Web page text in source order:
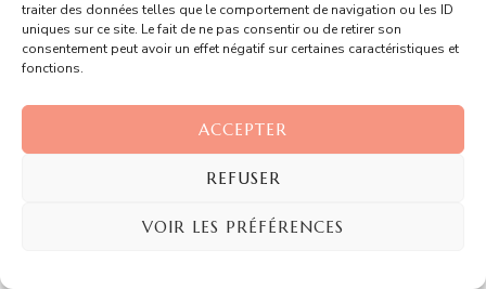
traiter des données telles que le comportement de navigation ou les ID
uniques sur ce site. Le fait de ne pas consentir ou de retirer son
consentement peut avoir un effet négatif sur certaines caractéristiques et
fonctions.
ACCEPTER
REFUSER
VOIR LES PRÉFÉRENCES